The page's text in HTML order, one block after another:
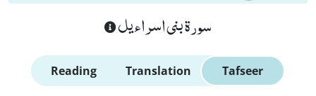
سورة بنى اسراءيل
Reading Translation Tafseer